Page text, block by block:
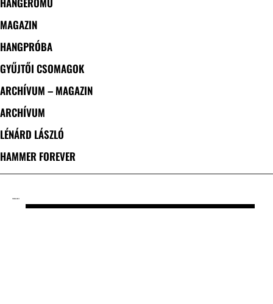
MAGAZIN
HANGPRÓBA
GYŰJTŐI CSOMAGOK
ARCHÍVUM – MAGAZIN
ARCHÍVUM
LÉNÁRD LÁSZLÓ
HAMMER FOREVER